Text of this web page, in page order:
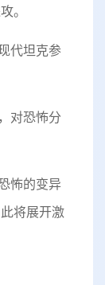
。
代坦克参
对恐怖分
怖的变异
将展开激